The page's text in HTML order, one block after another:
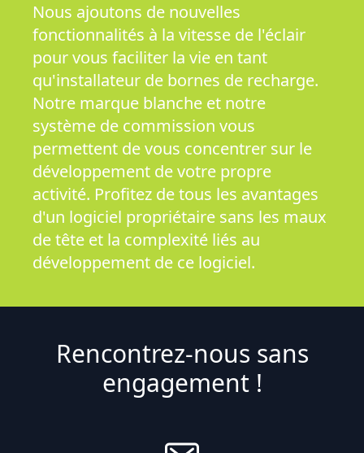
Nous ajoutons de nouvelles
fonctionnalités à la vitesse de l'éclair
pour vous faciliter la vie en tant
qu'installateur de bornes de recharge.
Notre marque blanche et notre
système de commission vous
permettent de vous concentrer sur le
développement de votre propre
activité. Profitez de tous les avantages
d'un logiciel propriétaire sans les maux
de tête et la complexité liés au
développement de ce logiciel.
Rencontrez-nous sans
engagement !